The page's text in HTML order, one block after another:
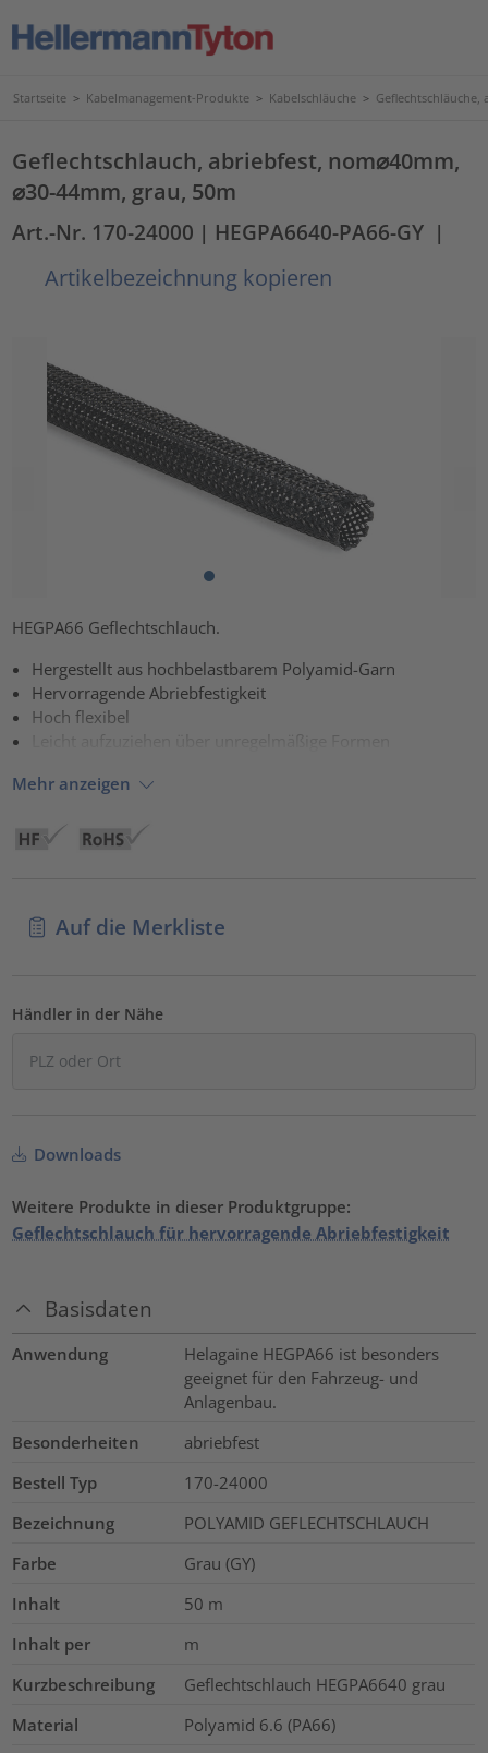
Startseite > Kabelmanagement-Produkte > Kabelschläuche > Geflechtschläuche,
Geflechtschlauch, abriebfest, nom⌀40mm,
⌀30-44mm, grau, 50m
Art.-Nr. 170-24000 | HEGPA6640-PA66-GY |
Artikelbezeichnung kopieren
HEGPA66 Geflechtschlauch.
Hergestellt aus hochbelastbarem Polyamid-Garn
Hervorragende Abriebfestigkeit
Hoch flexibel
Leicht aufzuziehen über unregelmäßige Formen
Mehr anzeigen
Auf die Merkliste
Händler in der Nähe
Downloads
Weitere Produkte in dieser Produktgruppe:
Geflechtschlauch für hervorragende Abriebfestigkeit
Basisdaten
Anwendung
Helagaine HEGPA66 ist besonders
geeignet für den Fahrzeug- und
Anlagenbau.
Besonderheiten
abriebfest
Bestell Typ
170-24000
Bezeichnung
POLYAMID GEFLECHTSCHLAUCH
Farbe
Grau (GY)
Inhalt
50 m
Inhalt per
m
Kurzbeschreibung
Geflechtschlauch HEGPA6640 grau
Material
Polyamid 6.6 (PA66)